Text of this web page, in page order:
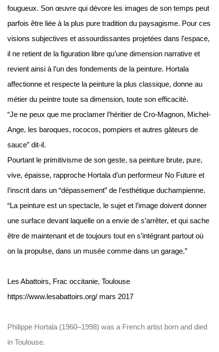
fougueux. Son œuvre qui dévore les images de son temps peut
parfois être liée à la plus pure tradition du paysagisme. Pour ces
visions subjectives et assourdissantes projetées dans l’espace,
il ne retient de la figuration libre qu’une dimension narrative et
revient ainsi à l’un des fondements de la peinture. Hortala
affectionne et respecte la peinture la plus classique, donne au
métier du peintre toute sa dimension, toute son efficacité.
“Je ne peux que me proclamer l’héritier de Cro-Magnon, Michel-
Ange, les baroques, rococos, pompiers et autres gâteurs de
sauce” dit-il.
Pourtant le primitivisme de son geste, sa peinture brute, pure,
vive, épaisse, rapproche Hortala d’un performeur No Future et
l’inscrit dans un “dépassement” de l’esthétique duchampienne.
“La peinture est un spectacle, le sujet et l’image doivent donner
une surface devant laquelle on a envie de s’arrêter, et qui sache
être de maintenant et de toujours tout en s’intégrant partout où
on la propulse, dans un musée comme dans un garage.”
Les Abattoirs, Frac occitanie, Toulouse
https://www.lesabattoirs.org/ mars 2017
Philippe Hortala (1960–1998) was a French artist born and died
in Toulouse.